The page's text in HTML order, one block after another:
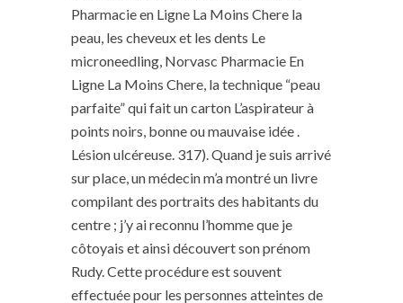
Pharmacie en Ligne La Moins Chere la
peau, les cheveux et les dents Le
microneedling, Norvasc Pharmacie En
Ligne La Moins Chere, la technique “peau
parfaite” qui fait un carton L’aspirateur à
points noirs, bonne ou mauvaise idée .
Lésion ulcéreuse. 317). Quand je suis arrivé
sur place, un médecin m’a montré un livre
compilant des portraits des habitants du
centre ; j’y ai reconnu l’homme que je
côtoyais et ainsi découvert son prénom
Rudy. Cette procédure est souvent
effectuée pour les personnes atteintes de